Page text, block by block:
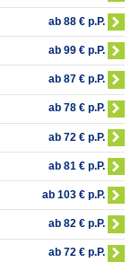
ab 88 € p.P.
ab 99 € p.P.
ab 87 € p.P.
ab 78 € p.P.
ab 72 € p.P.
ab 81 € p.P.
ab 103 € p.P.
ab 82 € p.P.
ab 72 € p.P.